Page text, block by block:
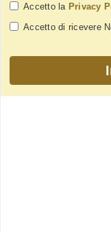
Accetto la Privacy
Accetto di ricevere